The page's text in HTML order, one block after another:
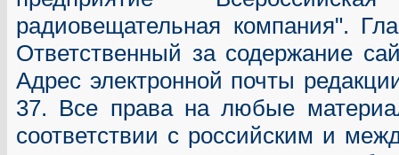
радиовещательная компания".
Ответственный за содержание
Адрес электронной почты
37. Все права на любые
соответствии с российским и